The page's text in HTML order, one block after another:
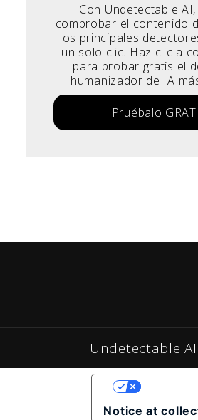
Con Undetectable
comprobar el contenido
los principales
un solo clic. Haz clic a
para probar gratis el
humanizador de IA
Pruébalo
Undetectable AI
Notice at